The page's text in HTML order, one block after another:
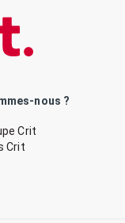
nous ?
Crit
Crit